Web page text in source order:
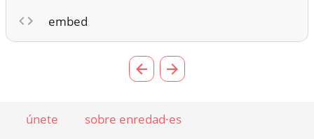
embed
únete
sobre enredad·es